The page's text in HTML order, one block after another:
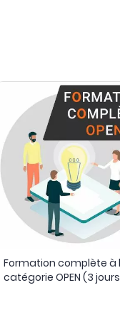
Formation complète à
catégorie OPEN (3